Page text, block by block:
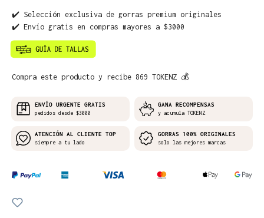
✔️ Selección exclusiva de gorras premium originales
✔️ Envío gratis en compras mayores a $3000
Compra este producto y recibe 869 TOKENZ 💰
ENVÍO URGENTE GRATIS
pedidos desde $3000
GANA RECOMPENSAS
y acumula TOKENZ
ATENCIÓN AL CLIENTE TOP
siempre a tu lado
GORRAS 100% ORIGINALES
solo las mejores marcas